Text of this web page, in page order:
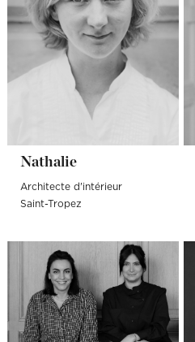
Nathalie
Architecte d'intérieur
Saint-Tropez